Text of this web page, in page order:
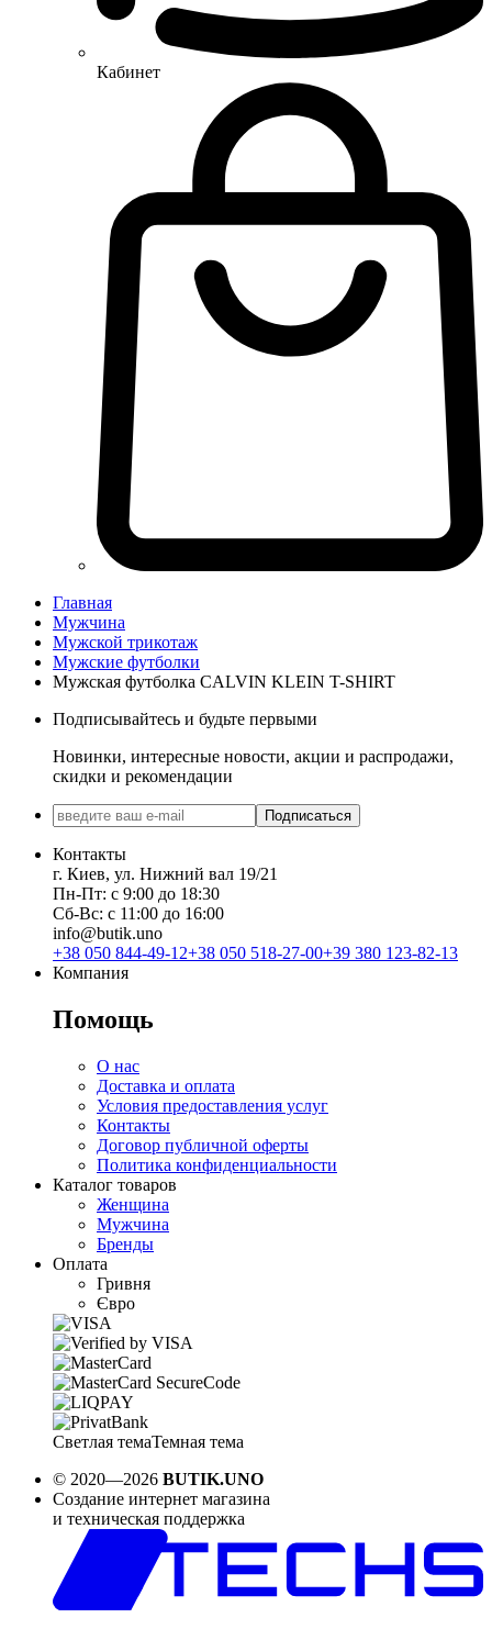
Кабинет
Главная
Мужчина
Мужской трикотаж
Мужские футболки
Мужская футболка CALVIN KLEIN T-SHIRT
Подписывайтесь и будьте первыми
Новинки, интересные новости, акции и распродажи,
скидки и рекомендации
Подписаться
Контакты
г. Киев, ул. Нижний вал 19/21
Пн-Пт: с 9:00 до 18:30
Сб-Вс: с 11:00 до 16:00
info@butik.uno
+38 050 844-49-12+38 050 518-27-00+39 380 123-82-13
Компания
Помощь
О нас
Доставка и оплата
Условия предоставления услуг
Контакты
Договор публичной оферты
Политика конфиденциальности
Каталог товаров
Женщина
Мужчина
Бренды
Оплата
Гривня
Євро
Светлая темаТемная тема
© 2020—2026 BUTIK.UNO
Создание интернет магазина
и техническая поддержка